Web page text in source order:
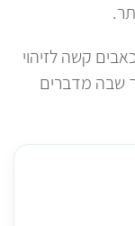
קשה לזיהוי
שבה מדברים